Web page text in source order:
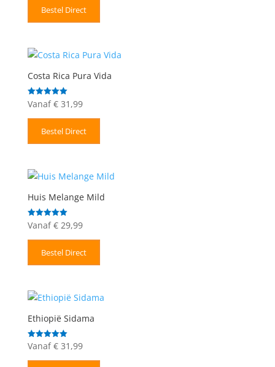
Bestel Direct
Costa Rica Pura Vida
Gewaardeerd
5.00
Vanaf €31,99
Bestel Direct
Huis Melange Mild
Gewaardeerd
5.00
Vanaf €29,99
Bestel Direct
Ethiopië Sidama
Gewaardeerd
5.00
uit 5
Vanaf €31,99